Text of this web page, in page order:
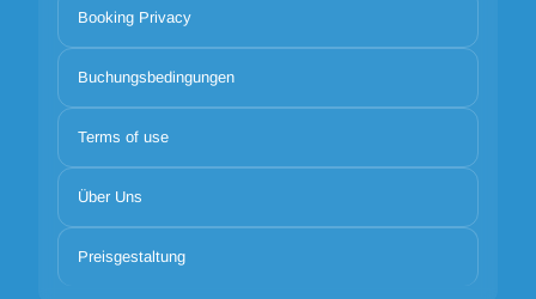
Booking Privacy
Buchungsbedingungen
Terms of use
Über Uns
Preisgestaltung